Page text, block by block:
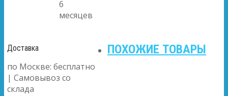
6
месяцев
Доставка
по Москве: бесплатно
| Самовывоз со
склада
ПОХОЖИЕ ТОВАРЫ